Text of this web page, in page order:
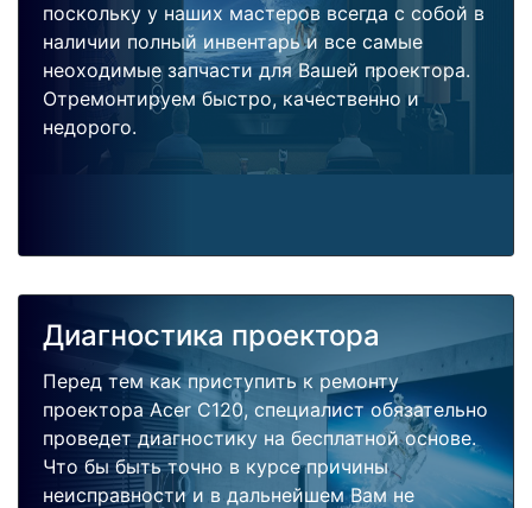
поскольку у наших мастеров всегда с собой в
наличии полный инвентарь и все самые
неоходимые запчасти для Вашей проектора.
Отремонтируем быстро, качественно и
недорого.
Диагностика проектора
Перед тем как приступить к ремонту
проектора Acer C120, специалист обязательно
проведет диагностику на бесплатной основе.
Что бы быть точно в курсе причины
неисправности и в дальнейшем Вам не